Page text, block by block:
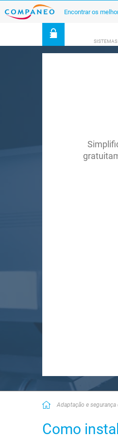
Encontrar os
SISTEMAS
Adaptação e
Como